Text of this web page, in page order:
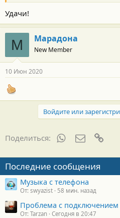
Удачи!
М Марадона
New Member
10 Июн 2020
Войдите или
Поделиться: WhatsApp
Последние сообщения
Музыка с телефона
От: swyazist 58 мин. назад
Проблема с подключением
От: Tarzan Сегодня в 20:47